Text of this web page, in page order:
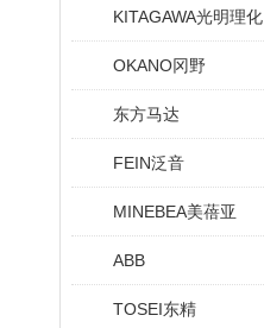
KITAGAWA光明理化
OKANO冈野
东方马达
FEIN泛音
MINEBEA美蓓亚
ABB
TOSEI东精